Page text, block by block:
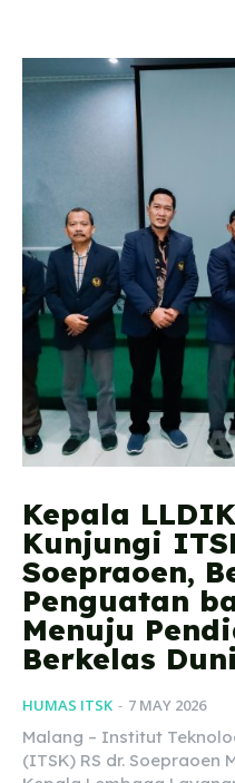
Kepala
Kunjungi
Soepraoen,
Penguatan
Menuju
Berkelas
HUMAS ITSK - 7 MAY 2026
Malang – Institut
(ITSK) RS dr. Soepraoen